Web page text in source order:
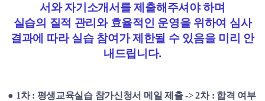
서와 자기소개서를 제출해주셔야 하며
실습의 질적 관리와 효율적인 운영을 위하여 심사
결과에 따라 실습 참여가 제한될 수 있음을 미리 안
내드립니다.
● 1차 : 평생교육실습 참가신청서 메일 제출 -> 2차 : 합격 여부